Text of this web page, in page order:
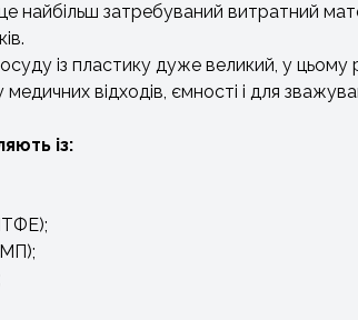
найбільш затребуваний витратний
із пластику дуже великий, у цьому
відходів, ємності і для
із: